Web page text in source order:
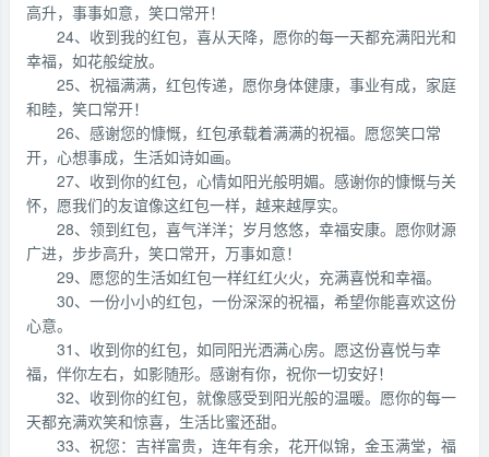
高升，事事如意，笑口常开！
24、收到我的红包，喜从天降，愿你的每一天都充满阳光和
幸福，如花般绽放。
25、祝福满满，红包传递，愿你身体健康，事业有成，家庭
和睦，笑口常开！
26、感谢您的慷慨，红包承载着满满的祝福。愿您笑口常
开，心想事成，生活如诗如画。
27、收到你的红包，心情如阳光般明媚。感谢你的慷慨与关
怀，愿我们的友谊像这红包一样，越来越厚实。
28、领到红包，喜气洋洋；岁月悠悠，幸福安康。愿你财源
广进，步步高升，笑口常开，万事如意！
29、愿您的生活如红包一样红红火火，充满喜悦和幸福。
30、一份小小的红包，一份深深的祝福，希望你能喜欢这份
心意。
31、收到你的红包，如同阳光洒满心房。愿这份喜悦与幸
福，伴你左右，如影随形。感谢有你，祝你一切安好！
32、收到你的红包，就像感受到阳光般的温暖。愿你的每一
天都充满欢笑和惊喜，生活比蜜还甜。
33、祝您：吉祥富贵，连年有余，花开似锦，金玉满堂，福